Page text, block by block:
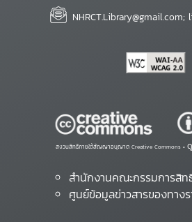
NHRCT.Library@gmail.com;
สงวนสิทธิ์ภายใต้สัญญาอนุญาต Creative Commons •
สำนักงานคณะกรรมการสิ
ศูนย์ข้อมูลข่าวสารของทาง